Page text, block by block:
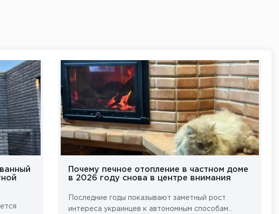
Почему печное отопление в частном доме
в 2026 году снова в центре внимания
Последние годы показывают заметный рост
интереса украинцев к автономным способам...